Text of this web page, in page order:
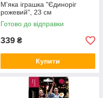
М'яка іграшка "Єдиноріг
рожевий", 23 см
Готово до відправки
339 ₴
Купити